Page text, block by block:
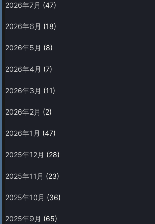
2026年7月 (47)
2026年6月 (18)
2026年5月 (8)
2026年4月 (7)
2026年3月 (11)
2026年2月 (2)
2026年1月 (47)
2025年12月 (28)
2025年11月 (23)
2025年10月 (36)
2025年9月 (65)